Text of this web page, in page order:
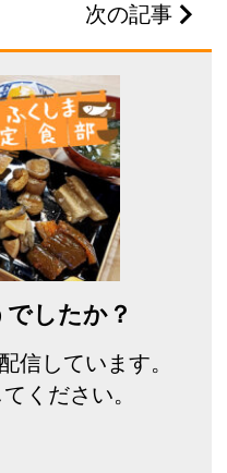
次の記事
したか？
信しています。
ください。